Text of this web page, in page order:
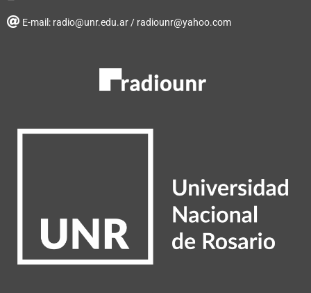
E-mail: radio@unr.edu.ar / radiounr@yahoo.com